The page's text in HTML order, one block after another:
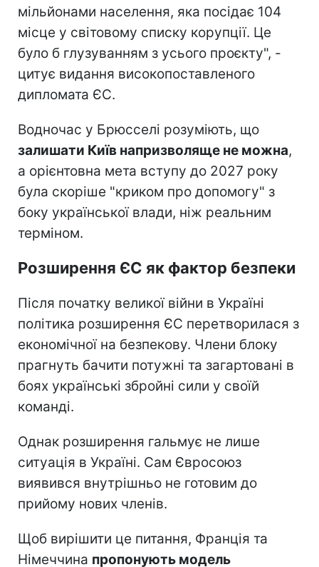
мільйонами населення, яка посідає 104
місце у світовому списку корупції. Це
було б глузуванням з усього проєкту", -
цитує видання високопоставленого
дипломата ЄС.
Водночас у Брюсселі розуміють, що
залишати Київ напризволяще не можна,
а орієнтовна мета вступу до 2027 року
була скоріше "криком про допомогу" з
боку української влади, ніж реальним
терміном.
Розширення ЄС як фактор безпеки
Після початку великої війни в Україні
політика розширення ЄС перетворилася з
економічної на безпекову. Члени блоку
прагнуть бачити потужні та загартовані в
боях українські збройні сили у своїй
команді.
Однак розширення гальмує не лише
ситуація в Україні. Сам Євросоюз
виявився внутрішньо не готовим до
прийому нових членів.
Щоб вирішити це питання, Франція та
Німеччина пропонують модель